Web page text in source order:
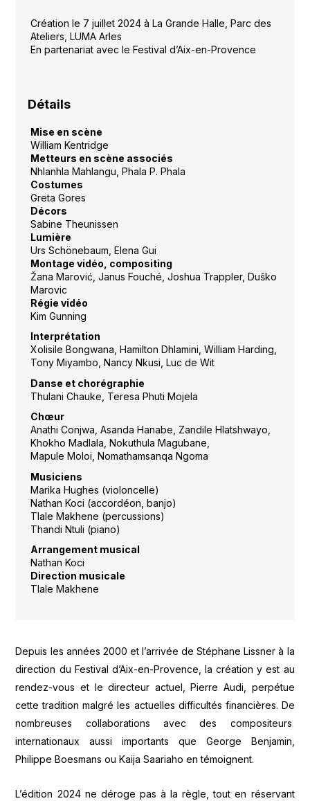
Création le 7 juillet 2024 à La Grande Halle, Parc des
Ateliers, LUMA Arles
En partenariat avec le Festival d’Aix-en-Provence
Détails
Mise en scène
William Kentridge
Metteurs en scène associés
Nhlanhla Mahlangu, Phala P. Phala
Costumes
Greta Gores
Décors
Sabine Theunissen
Lumière
Urs Schönebaum, Elena Gui
Montage vidéo, compositing
Žana Marović, Janus Fouché, Joshua Trappler, Duško
Marovic
Régie vidéo
Kim Gunning
Interprétation
Xolisile Bongwana, Hamilton Dhlamini, William Harding,
Tony Miyambo, Nancy Nkusi, Luc de Wit
Danse et chorégraphie
Thulani Chauke, Teresa Phuti Mojela
Chœur
Anathi Conjwa, Asanda Hanabe, Zandile Hlatshwayo,
Khokho Madlala, Nokuthula Magubane,
Mapule Moloi, Nomathamsanqa Ngoma
Musiciens
Marika Hughes (violoncelle)
Nathan Koci (accordéon, banjo)
Tlale Makhene (percussions)
Thandi Ntuli (piano)
Arrangement musical
Nathan Koci
Direction musicale
Tlale Makhene
Depuis les années 2000 et l’arrivée de Stéphane Lissner à la
direction du Festival d’Aix-en-Provence, la création y est au
rendez-vous et le directeur actuel, Pierre Audi, perpétue
cette tradition malgré les actuelles difficultés financières. De
nombreuses collaborations avec des compositeurs
internationaux aussi importants que George Benjamin,
Philippe Boesmans ou Kaija Saariaho en témoignent.
L’édition 2024 ne déroge pas à la règle, tout en réservant